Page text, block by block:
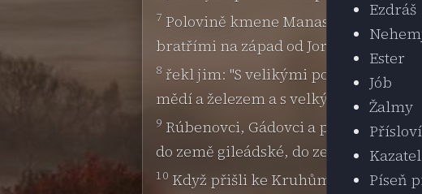
Ezdráš
Ester
Jób
Žalmy
Přísloví
Kazatel
Píseň
7 Polovině kmene Manasesova dal
bratřími na západ od Jordánu. Když
8 řekl jim: "S velikými poklady se
mědí a železem a s velkým
9 Rúbenovci, Gádovci a polovina
do země gileádské, do země svého
10 Když přišli ke Kruhům